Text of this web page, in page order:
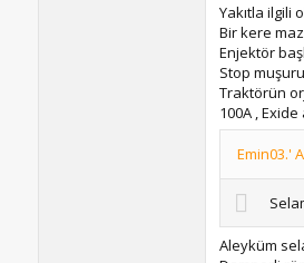
Yakıtla ilgili
Bir kere
Enjektör
Stop
Traktörün
100A ,
Emin03.'
Aleyküm